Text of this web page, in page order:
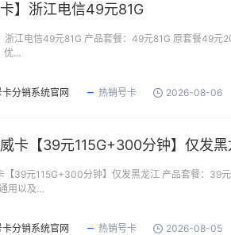
卡】浙江电信49元81G
浙江电信49元81G 产品套餐：49元81G 原套餐49
优…
分销系统官网 热销号卡 2026-08-06
卡【39元115G+300分钟】仅发黑
【39元115G+300分钟】仅发黑龙江 产品套餐：39
用以及…
分销系统官网 热销号卡 2026-08-05